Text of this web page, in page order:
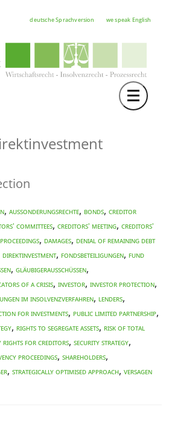
deutsche Sprachversion we speak English
Toggle
, Aussonderungsrechte, bonds, creditor
committees, creditors' meeting, creditors'
, damages, denial of remaining debt
Direktinvestment, Fondsbeteiligungen, fund
, Gläubigerausschüssen,
of a crisis, Investor, investor protection,
im Insolvenzverfahren, lenders,
for investments, public limited partnership,
, rights to segregate assets, risk of total
rights for creditors, security strategy,
proceedings, shareholders,
, strategically optimised approach, Versagen